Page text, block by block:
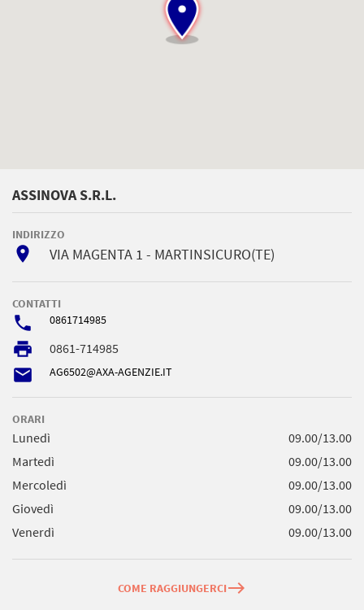
ASSINOVA S.R.L.
INDIRIZZO
room VIA MAGENTA 1 - MARTINSICURO(TE)
CONTATTI
phone 0861714985
local_printshop 0861-714985
email AG6502@AXA-AGENZIE.IT
ORARI
Lunedì
Martedì
Mercoledì
Giovedì
Venerdì
09.00/13.00
09.00/13.00
09.00/13.00
09.00/13.00
09.00/13.00
COME RAGGIUNGERCIeast